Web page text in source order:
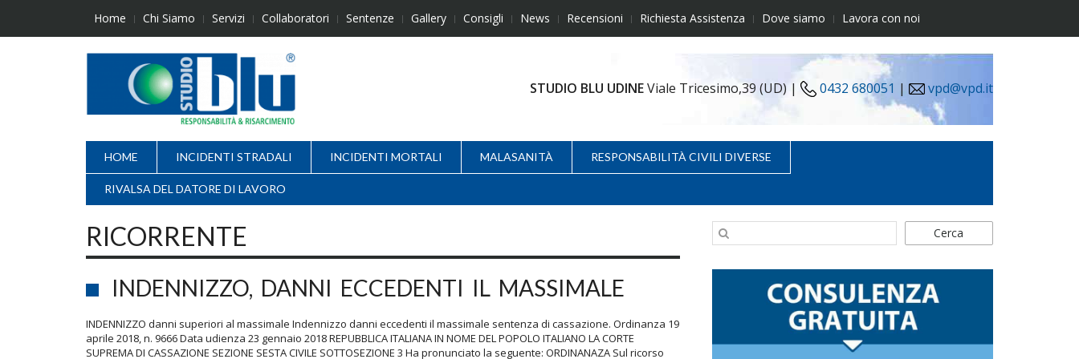
content
Home Chi Siamo Servizi Collaboratori Sentenze Gallery Consigli News Recensioni Richiesta Assistenza Dove siamo Lavora con noi
STUDIO BLU UDINEViale Tricesimo,39 (UD) | 0432 680051 | vpd@vpd.it
HOME INCIDENTI STRADALI INCIDENTI MORTALI MALASANITÀ RESPONSABILITÀ CIVILI DIVERSE
RIVALSA DEL DATORE DI LAVORO
RICORRENTE
INDENNIZZO, DANNI ECCEDENTI IL MASSIMALE
INDENNIZZO danni superiori al massimale Indennizzo danni eccedenti il massimale sentenza di cassazione. Ordinanza 19
aprile 2018, n. 9666 Data udienza 23 gennaio 2018 REPUBBLICA ITALIANA IN NOME DEL POPOLO ITALIANO LA CORTE
SUPREMA DI CASSAZIONE SEZIONE SESTA CIVILE SOTTOSEZIONE 3 Ha pronunciato la seguente: ORDINANAZA Sul ricorso
Cerca